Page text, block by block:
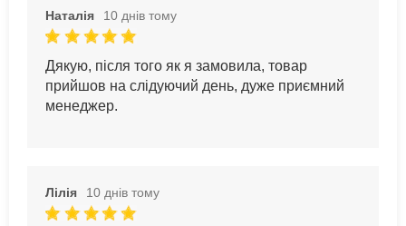
Наталія 10 днів тому
Дякую, після того як я замовила, товар
прийшов на слідуючий день, дуже приємний
менеджер.
Лілія 10 днів тому